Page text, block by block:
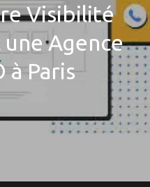
Visibilité
Agence
à Paris